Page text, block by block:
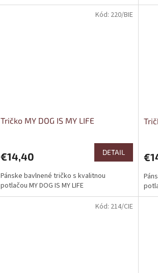
Tričko MY DOG IS MY LIFE
€14,40 DETAIL
Pánske bavlnené tričko s kvalitnou
potlačou MY DOG IS MY LIFE
Kód: 220/BIE
Kód: 214/CIE